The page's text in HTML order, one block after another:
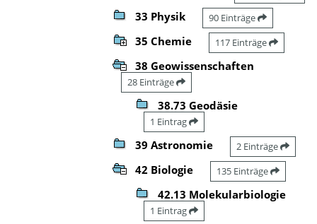
33 Physik 90 Einträge
35 Chemie 117 Einträge
38 Geowissenschaften
28 Einträge
38.73 Geodäsie
1 Eintrag
39 Astronomie 2 Einträge
42 Biologie 135 Einträge
42.13 Molekularbiologie
1 Eintrag